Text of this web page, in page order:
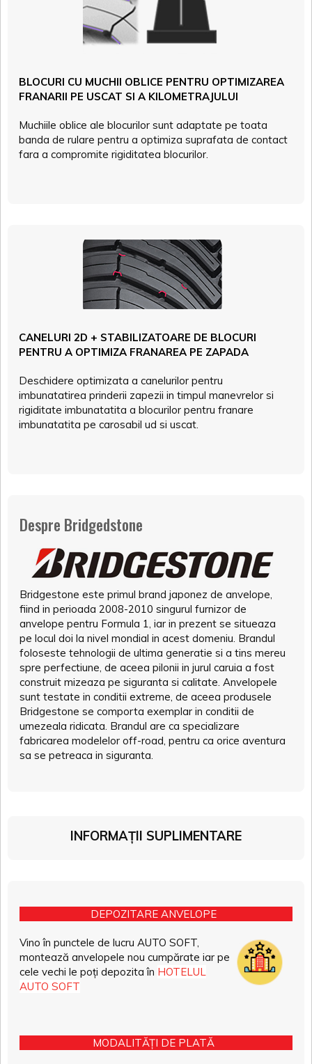
BLOCURI CU MUCHII OBLICE PENTRU OPTIMIZAREA
FRANARII PE USCAT SI A KILOMETRAJULUI
Muchiile oblice ale blocurilor sunt adaptate pe toata
banda de rulare pentru a optimiza suprafata de contact
fara a compromite rigiditatea blocurilor.
CANELURI 2D + STABILIZATOARE DE BLOCURI
PENTRU A OPTIMIZA FRANAREA PE ZAPADA
Deschidere optimizata a canelurilor pentru
imbunatatirea prinderii zapezii in timpul manevrelor si
rigiditate imbunatatita a blocurilor pentru franare
imbunatatita pe carosabil ud si uscat.
Despre Bridgedstone
Bridgestone este primul brand japonez de anvelope,
fiind in perioada 2008-2010 singurul furnizor de
anvelope pentru Formula 1, iar in prezent se situeaza
pe locul doi la nivel mondial in acest domeniu. Brandul
foloseste tehnologii de ultima generatie si a tins mereu
spre perfectiune, de aceea pilonii in jurul caruia a fost
construit mizeaza pe siguranta si calitate. Anvelopele
sunt testate in conditii extreme, de aceea produsele
Bridgestone se comporta exemplar in conditii de
umezeala ridicata. Brandul are ca specializare
fabricarea modelelor off-road, pentru ca orice aventura
sa se petreaca in siguranta.
INFORMAȚII SUPLIMENTARE
DEPOZITARE ANVELOPE
Vino în punctele de lucru AUTO SOFT,
montează anvelopele nou cumpărate iar pe
cele vechi le poți depozita în HOTELUL
AUTO SOFT
MODALITĂȚI DE PLATĂ